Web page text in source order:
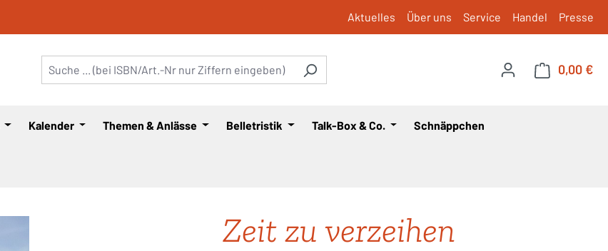
Aktuelles Über uns Service Handel Presse
0,00 €
Kalender Themen & Anlässe Belletristik Talk-Box & Co. Schnäppchen
Zeit zu verzeihen